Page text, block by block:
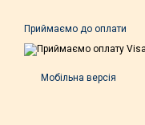
Приймаємо до оплати
Мобільна версія